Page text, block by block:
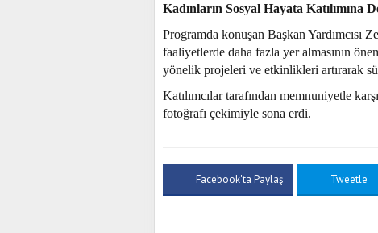
Kadınların Sosyal Hayata Katılımına
Programda konuşan Başkan Yardımcısı
faaliyetlerde daha fazla yer almasının
yönelik projeleri ve etkinlikleri artırarak
Katılımcılar tarafından memnuniyetle
fotoğrafı çekimiyle sona erdi.
Facebook'ta Paylaş Tweetle